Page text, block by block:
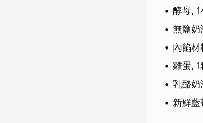
酵母, 1
無鹽
內餡材
雞蛋,
乳酪奶
新鮮